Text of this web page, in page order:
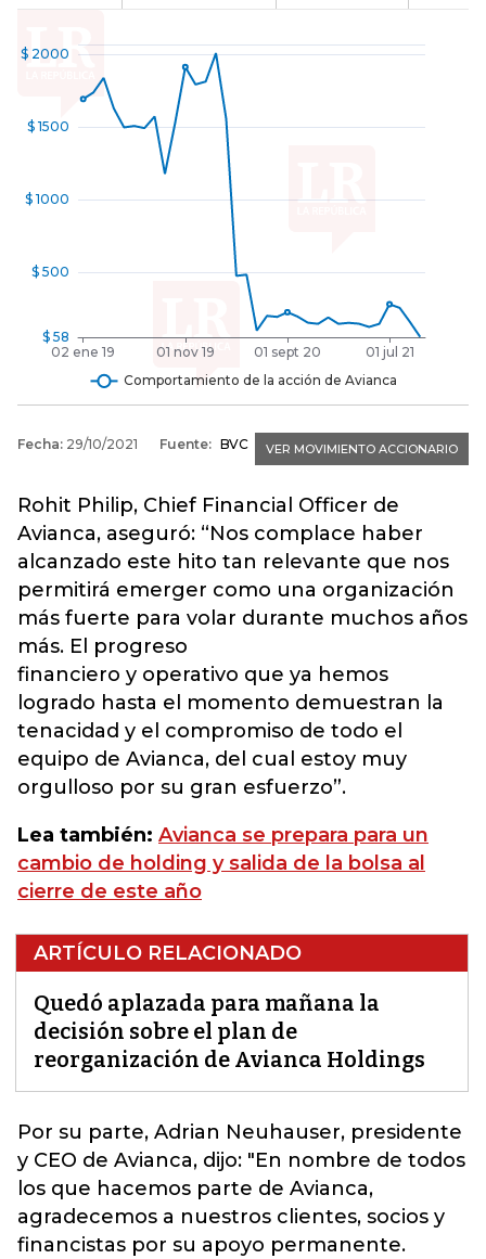
Rohit Philip, Chief Financial Officer de
Avianca, aseguró: “Nos complace haber
alcanzado este hito tan relevante que nos
permitirá emerger como una organización
más fuerte para volar durante muchos años
más. El progreso
financiero y operativo que ya hemos
logrado hasta el momento demuestran la
tenacidad y el compromiso de todo el
equipo de Avianca, del cual estoy muy
orgulloso por su gran esfuerzo”.
Lea también: Avianca se prepara para un
cambio de holding y salida de la bolsa al
cierre de este año
ARTÍCULO RELACIONADO
Quedó aplazada para mañana la
decisión sobre el plan de
reorganización de Avianca Holdings
Por su parte, Adrian Neuhauser, presidente
y CEO de Avianca, dijo: "En nombre de todos
los que hacemos parte de Avianca,
agradecemos a nuestros clientes, socios y
financistas por su apoyo permanente.